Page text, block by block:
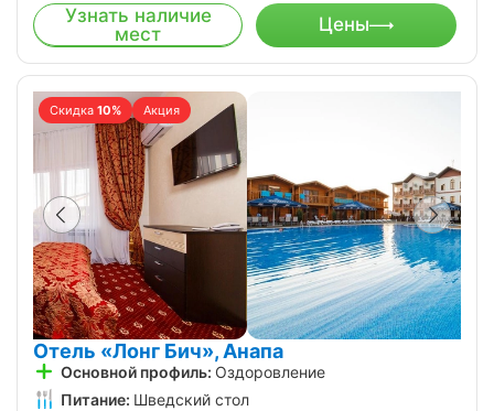
Узнать наличие
мест
Цены
Скидка 10% Акция
Отель «Лонг Бич», Анапа
Основной профиль: Оздоровление
Питание: Шведский стол